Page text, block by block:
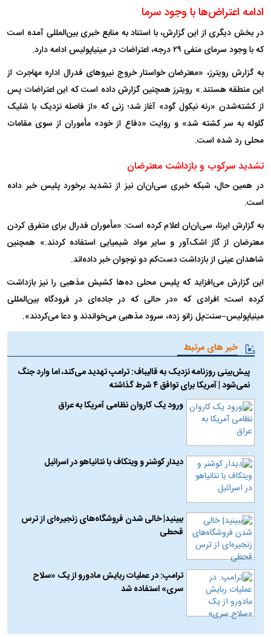
ادامه اعتراض‌ها با وجود سرما
در بخش دیگری از این گزارش، با استناد به منابع خبری بین‌المللی آمده است
که با وجود سرمای منفی ۲۹ درجه، اعتراضات در مینیاپولیس ادامه دارد.
به گزارش رویترز، «معترضان خواستار خروج نیرو‌های فدرال اداره مهاجرت از
این منطقه هستند.» رویترز همچنین گزارش داده است که این اعتراضات پس
از کشته‌شدن «رنه نیکول گود» آغاز شد؛ زنی که «از فاصله نزدیک با شلیک
گلوله به سر کشته شد» و روایت «دفاع از خود» مأموران از سوی مقامات
محلی رد شده است.
تشدید سرکوب و بازداشت معترضان
در همین حال، شبکه خبری سی‌ان‌ان نیز از تشدید برخورد پلیس خبر داده
است.
به گزارش ایرنا، سی‌ان‌ان اعلام کرده است: «مأموران فدرال برای متفرق کردن
معترضان از گاز اشک‌آور و سایر مواد شیمیایی استفاده کردند.» همچنین
شاهدان عینی از بازداشت دست‌کم دو نوجوان خبر داده‌اند.
این گزارش می‌افزاید که پلیس محلی ده‌ها کشیش مذهبی را نیز بازداشت
کرده است؛ افرادی که «در حالی که در جاده‌ای در فرودگاه بین‌المللی
مینیاپولیس–سنت‌پل زانو زده، سرود مذهبی می‌خواندند و دعا می‌کردند».
خبر های مرتبط
پیش‌بینی روزنامه نزدیک به قالیباف: ترامپ تهدید می‌کند، اما وارد جنگ
نمی‌شود | آمریکا برای توافق ۴ شرط گذاشته
ورود یک کاروان نظامی آمریکا به عراق
دیدار کوشنر و ویتکاف با نتانیاهو در اسرائیل
ببینید| خالی شدن فروشگاه‌های زنجیره‌ای از ترس
قحطی
ترامپ: در عملیات ربایش مادورو از یک «سلاح
سری» استفاده شد